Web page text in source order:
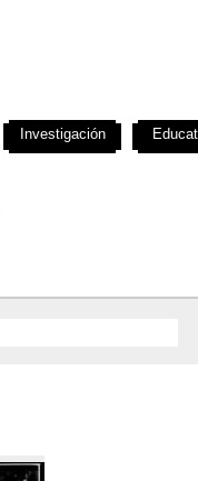
Investigación